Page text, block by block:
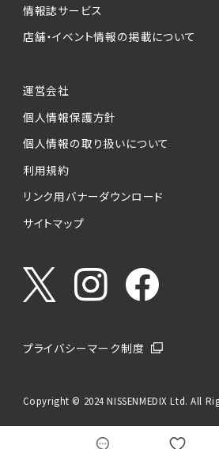
情報誌サービス
店舗・イベント情報の掲載について
運営会社
個人情報保護方針
個人情報の取り扱いについて
利用規約
リンク用バナーダウンロード
サイトマップ
プライバシーマーク制度
Copyright © 2024 NISSENMEDIX Ltd. All